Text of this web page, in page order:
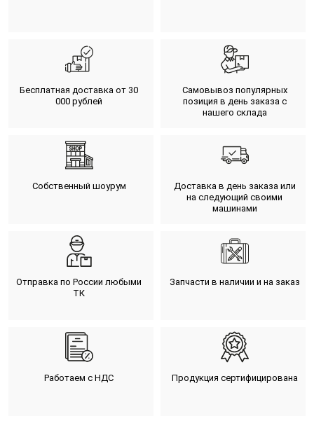
Бесплатная доставка от 30
000 рублей
Самовывоз популярных
позиция в день заказа с
нашего склада
Собственный шоурум
Доставка в день заказа или
на следующий своими
машинами
Отправка по России любыми
ТК
Запчасти в наличии и на заказ
Работаем с НДС Продукция сертифицирована